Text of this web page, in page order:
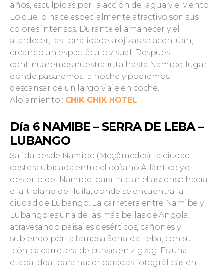
años, esculpidas por la acción del agua y el viento.
Lo que lo hace especialmente atractivo son sus
colores intensos. Durante el amanecer y el
atardecer, las tonalidades rojizas se acentúan,
creando un espectáculo visual. Después
continuaremos nuestra ruta hasta Namibe, lugar
dónde pasaremos la noche y podremos
descansar de un largo viaje en coche.
Alojamiento : CHIK CHIK HOTEL
Día 6 NAMIBE –SERRA DE LEBA –
LUBANGO
Salida desde Namibe (Moçâmedes), la ciudad
costera ubicada entre el océano Atlántico y el
desierto del Namibe, para iniciar el ascenso hacia
el altiplano de Huíla, donde se encuentra la
ciudad de Lubango. La carretera entre Namibe y
Lubango es una de las más bellas de Angola,
atravesando paisajes desérticos, cañones y
subiendo por la famosa Serra da Leba, con su
icónica carretera de curvas en zigzag. Es una
etapa ideal para hacer paradas fotográficas en